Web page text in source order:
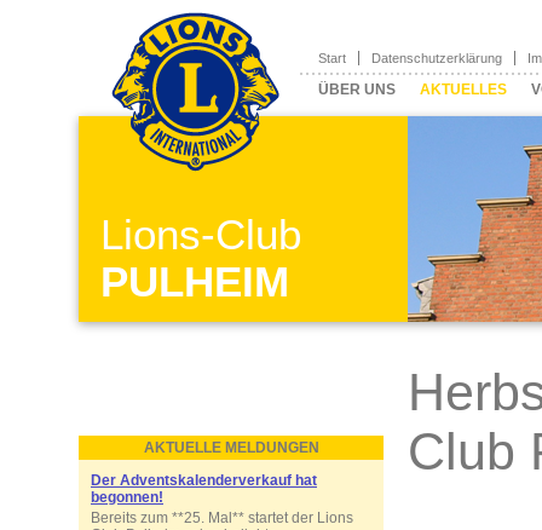
Start Datenschutzerklärung
ÜBER UNS AKTUELLES
Lions-Club
PULHEIM
AKTUELLE MELDUNGEN
Der Adventskalenderverkauf hat
begonnen!
Bereits zum **25. Mal** startet der Lions
Club